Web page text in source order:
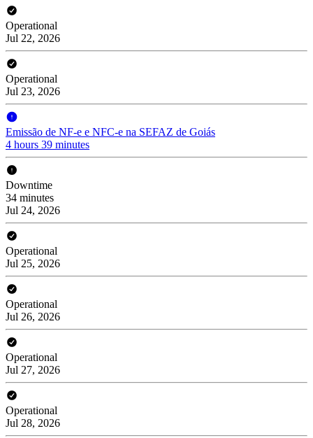
Operational
Jul 22, 2026
Operational
Jul 23, 2026
Emissão de NF-e e NFC-e na SEFAZ de Goiás
4 hours 39 minutes
Downtime
34 minutes
Jul 24, 2026
Operational
Jul 25, 2026
Operational
Jul 26, 2026
Operational
Jul 27, 2026
Operational
Jul 28, 2026